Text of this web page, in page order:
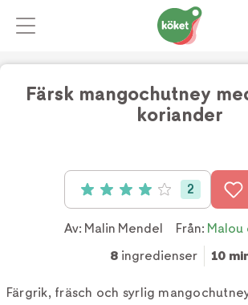
Färsk mangochutney
koriander
Betyg: 4 av 5 (2 röster)
2
Av: Malin Mendel Från:
8ingredienser 10
Färgrik, fräsch och syrlig